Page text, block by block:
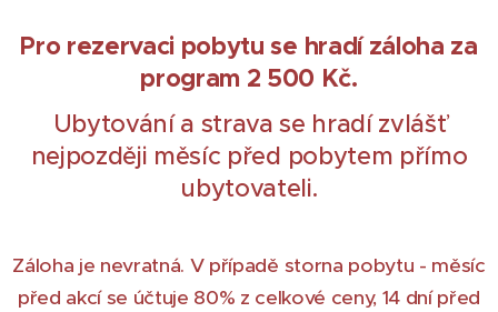
Pro rezervaci pobytu se hradí záloha za
program 2 500 Kč.
Ubytování a strava se hradí zvlášť
nejpozději měsíc před pobytem přímo
ubytovateli.
Záloha je nevratná. V případě storna pobytu - měsíc
před akcí se účtuje 80% z celkové ceny, 14 dní před